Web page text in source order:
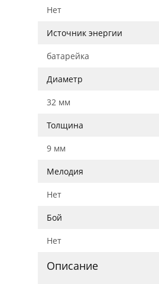
Нет
Источник энергии
батарейка
Диаметр
32 мм
Толщина
9 мм
Мелодия
Нет
Бой
Нет
Описание